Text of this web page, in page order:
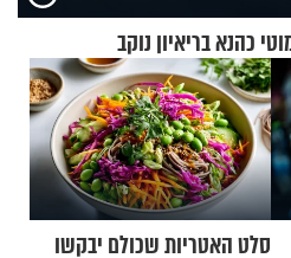
כהנא בריאיון נוקב
סלט האטריות שכולם יבקשו